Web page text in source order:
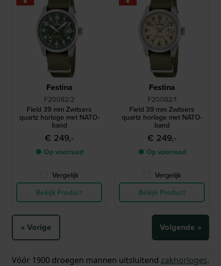
Festina
F20082/2
Field 39 mm Zwitsers
quartz horloge met NATO-
band
€ 249,-
● Op voorraad
Vergelijk
Bekijk Product
Festina
F20082/1
Field 39 mm Zwitsers
quartz horloge met NATO-
band
€ 249,-
● Op voorraad
Vergelijk
Bekijk Product
« Vorige Volgende »
Vóór 1900 droegen mannen uitsluitend zakhorloges.